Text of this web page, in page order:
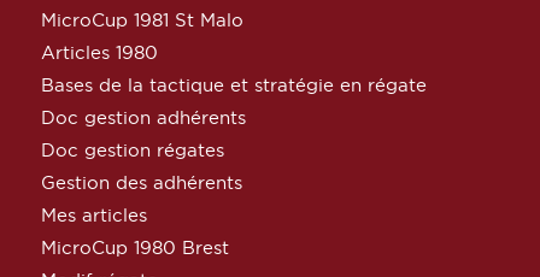
MicroCup 1981 St Malo
Articles 1980
Bases de la tactique et stratégie en régate
Doc gestion adhérents
Doc gestion régates
Gestion des adhérents
Mes articles
MicroCup 1980 Brest